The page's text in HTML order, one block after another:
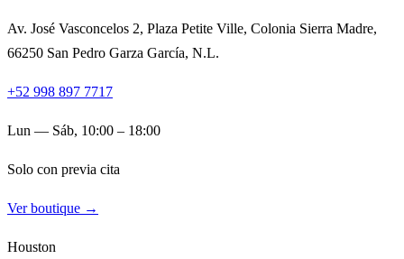
Av. José Vasconcelos 2, Plaza Petite Ville, Colonia Sierra Madre,
66250 San Pedro Garza García, N.L.
+52 998 897 7717
Lun — Sáb, 10:00 – 18:00
Solo con previa cita
Ver boutique →
Houston